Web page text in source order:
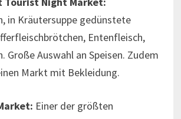
in Kräutersuppe gedünstete
Entenfleisch,
Große Auswahl an Speisen. Zudem
Markt mit Bekleidung.
Einer der größten